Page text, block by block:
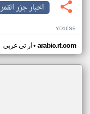
اخبار جزر القمر
YD16SE
ار تي عربي• arabic.rt.com